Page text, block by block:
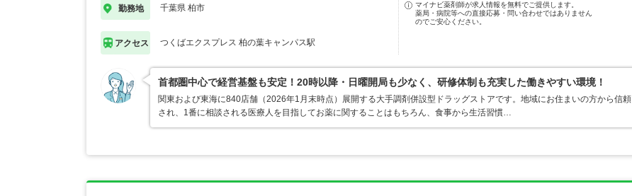
勤務地 千葉県 柏市
アクセス つくばエクスプレス 柏の葉キャンパス駅
マイナビ薬剤師が求人情報を無料でご提供します。
薬局・病院等への直接応募・問い合わせではありません
のでご安心ください。
首都圏中心で経営基盤も安定！20時以降・日曜開局も少なく、研修体制も充実した働きやすい環境！
関東および東海に840店舗（2026年1月末時点）展開する大手調剤併設型ドラッグストアです。地域にお住まいの方から信頼
され、1番に相談される医療人を目指してお薬に関することはもちろん、食事から生活習慣…